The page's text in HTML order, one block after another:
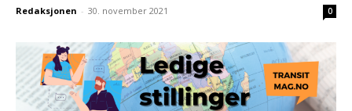
Redaksjonen - 30. november 2021 0